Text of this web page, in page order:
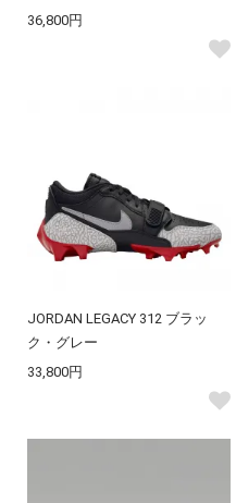
36,800円
JORDAN LEGACY 312 ブラッ
ク・グレー
33,800円